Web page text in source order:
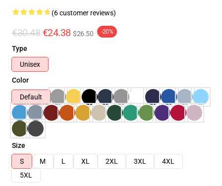
(6 customer reviews)
€30.48 €24.38 $26.50 -20%
Type
Unisex
Color
Default
Size
S
M L XL 2XL 3XL
4XL
5XL